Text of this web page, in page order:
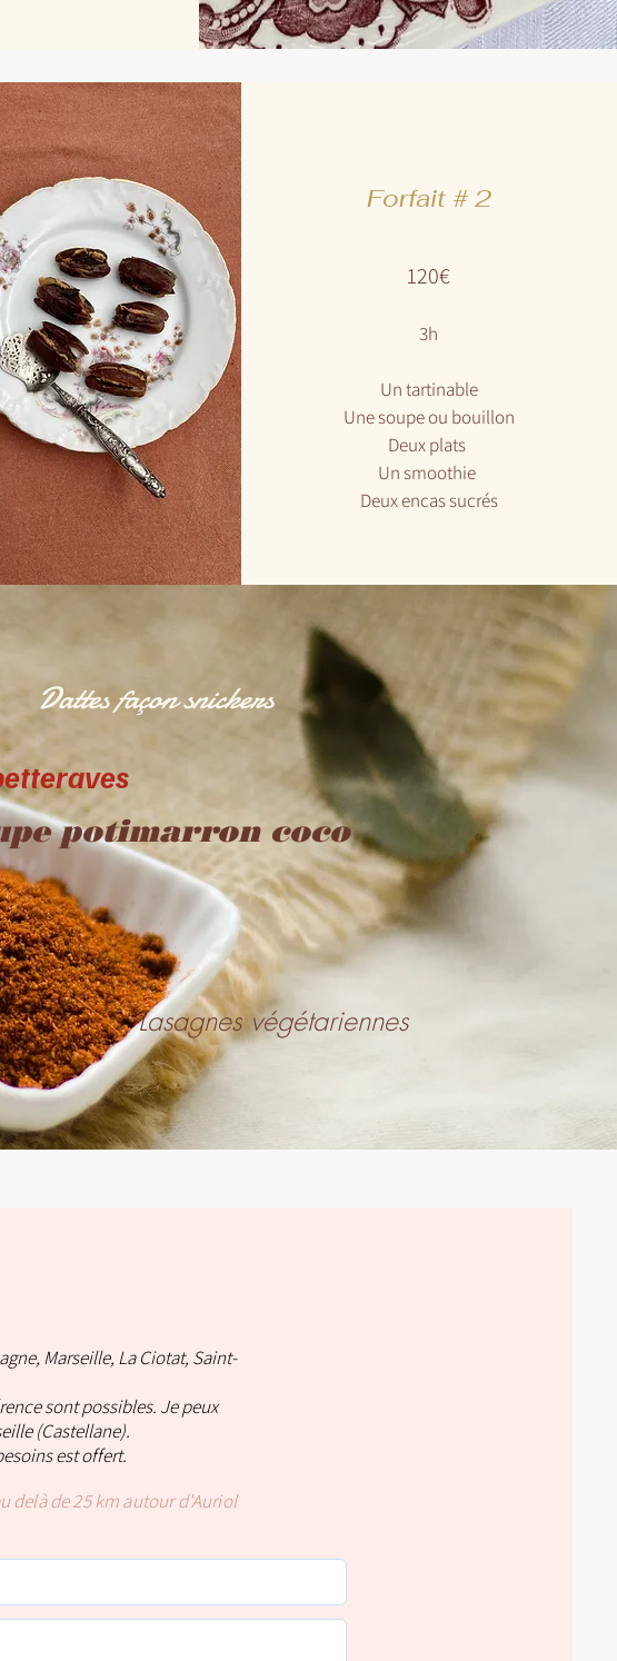
Forfait # 2
120€
3h
Un tartinable
Une soupe ou bouillon
Deux plats
Un smoothie
Deux encas sucrés
Dattes façon snickers
potimarron coco
Lasagnes végétariennes
Marseille, La Ciotat, Saint-
sont possibles. Je peux
(Castellane).
est offert.
delàde 25 km autour d'Auriol